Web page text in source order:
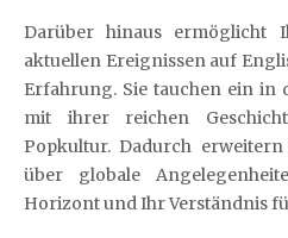
Darüber hinaus ermöglicht
aktuellen Ereignissen auf
Erfahrung. Sie tauchen ein in
mit ihrer reichen
Popkultur. Dadurch
über globale
Horizont und Ihr Verständnis